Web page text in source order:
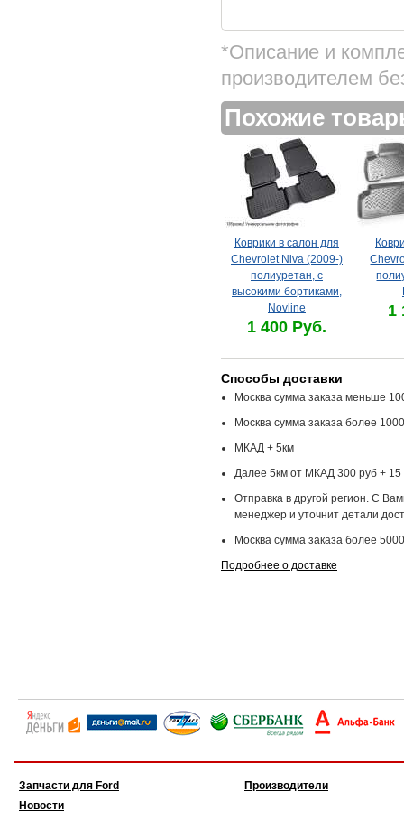
*Описание и
производителем
Похожие
Коврики в салон для
Chevrolet Niva (2009-)
полиуретан, с
высокими бортиками,
Novline
1 400 Руб.
1
Способы доставки
Москва сумма заказа меньше
Москва сумма заказа более
МКАД + 5км
Далее 5км от МКАД 300 руб + 15
Отправка в другой регион. С
менеджер и уточнит детали
Москва сумма заказа более
Подробнее о доставке
Запчасти для Ford
Новости
Производители